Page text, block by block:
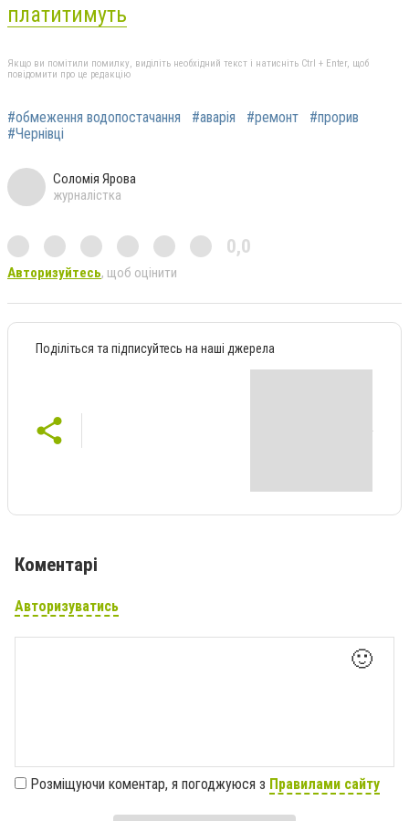
платитимуть
Якщо ви помітили помилку, виділіть необхідний текст і натисніть Ctrl + Enter, щоб
повідомити про це редакцію
#обмеження водопостачання #аварія #ремонт
#прорив
#Чернівці
Соломія Ярова
журналістка
0,0
Авторизуйтесь, щоб оцінити
Поділіться та підписуйтесь на наші джерела
Коментарі
Авторизуватись
🙂
Розміщуючи коментар, я погоджуюся з Правилами сайту